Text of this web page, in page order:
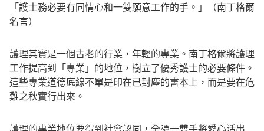
「護士務必要有同情心和一雙願意工作的手。」（南丁格爾
名言）
護理其實是一個古老的行業，年輕的專業。南丁格爾將護理
工作提高到「專業」的地位，樹立了優秀護士的必要條件。
這些專業道德底線不單是印在已封塵的書本上，而是要在危
難之秋實行出來。